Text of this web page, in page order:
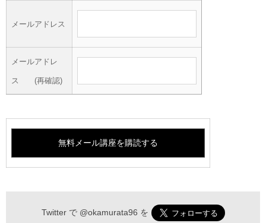
メールアドレス
メールアドレ
ス (再確認)
Twitter で @okamurata96 を